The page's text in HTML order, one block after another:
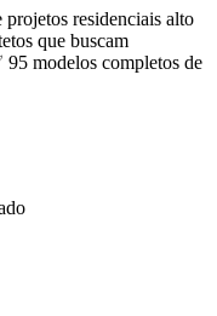
projetos residenciais alto
que buscam
95 modelos completos de